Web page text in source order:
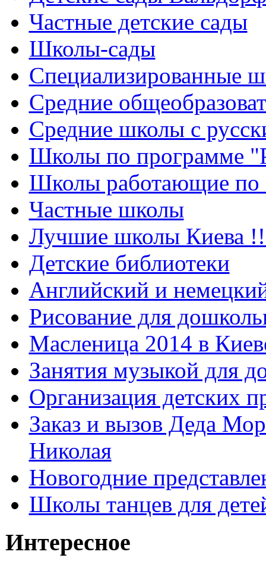
Частные детские сады
Школы-сады
Cпециализированные
Cредние
Средние школы с
Школы по программе
Школы работающие по
Частные школы
Лучшие школы Киева
Детские библиотеки
Английский и
Рисование для
Масленица 2014 в
Занятия музыкой для
Организация детских
Заказ и вызов Деда
Николая
Новогодние
Школы танцев для
Интересное